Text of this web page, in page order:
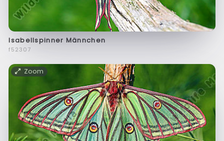
Isabellspinner Männchen
f52307
Zoom